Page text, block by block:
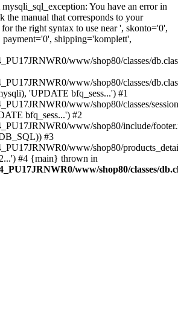
You have an error in
the manual that corresponds to your
the right syntax to use near ', skonto='0',
shipping='komplett',
www/shop80/classes/
www/shop80/classes/
'UPDATE bfq_sess...') #1
www/shop80/classes/
bfq_sess...') #2
www/shop80/include/
#3
www/shop80/
#4 {main} thrown in
www/shop80/classes/